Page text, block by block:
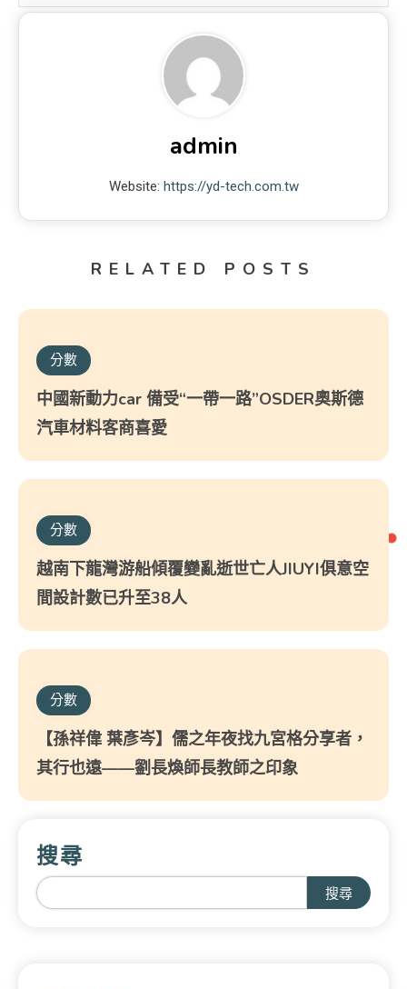
admin
Website: https://yd-tech.com.tw
RELATED POSTS
分數
中國新動力car 備受“一帶一路”OSDER奧斯德
汽車材料客商喜愛
分數
越南下龍灣游船傾覆變亂逝世亡人JIUYI俱意空
間設計數已升至38人
分數
【孫祥偉 葉彥岑】儒之年夜找九宮格分享者，
其行也遠——劉長煥師長教師之印象
搜尋
搜尋